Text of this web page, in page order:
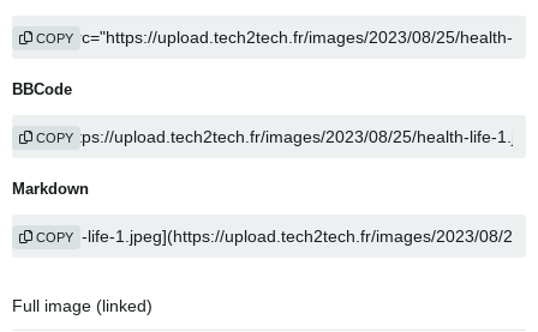
COPY
BBCode
COPY
Markdown
COPY
Full image (linked)